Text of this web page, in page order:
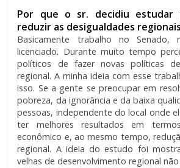
Por que o sr. decidiu estudar
reduzir as desigualdades
Basicamente trabalho no Senado,
licenciado. Durante muito tempo
políticos de fazer novas políticas
regional. A minha ideia com esse
isso. Se a gente se preocupar em
pobreza, da ignorância e da baixa
pessoas, independente do local onde
ter melhores resultados em
econômico e, ao mesmo tempo,
regional. A ideia do estudo foi
velhas de desenvolvimento regional